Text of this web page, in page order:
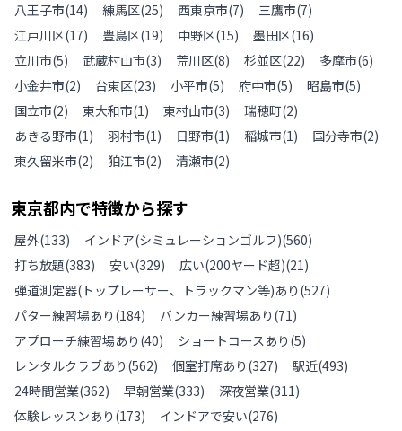
八王子市(14) 練馬区(25) 西東京市(7) 三鷹市(7)
江戸川区(17) 豊島区(19) 中野区(15) 墨田区(16)
立川市(5) 武蔵村山市(3) 荒川区(8) 杉並区(22) 多摩市(6)
小金井市(2) 台東区(23) 小平市(5) 府中市(5) 昭島市(5)
国立市(2) 東大和市(1) 東村山市(3) 瑞穂町(2)
あきる野市(1) 羽村市(1) 日野市(1) 稲城市(1) 国分寺市(2)
東久留米市(2) 狛江市(2) 清瀬市(2)
東京都内で特徴から探す
屋外(133) インドア(シミュレーションゴルフ)(560)
打ち放題(383) 安い(329) 広い(200ヤード超)(21)
弾道測定器(トップレーサー、トラックマン等)あり (527)
パター練習場あり (184) バンカー練習場あり (71)
アプローチ練習場あり (40) ショートコースあり (5)
レンタルクラブあり (562) 個室打席あり (327) 駅近(493)
24時間営業(362) 早朝営業(333) 深夜営業(311)
体験レッスンあり (173) インドアで安い(276)